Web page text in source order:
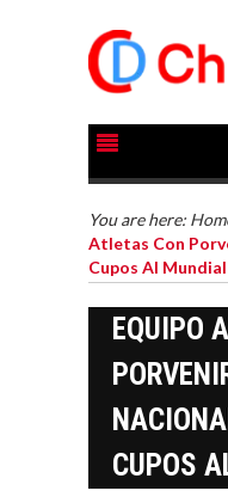
You are here:
Atletas Con
Cupos Al Mundial
EQUIPO
CUPOS